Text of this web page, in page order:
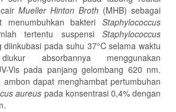
Mueller Hinton Broth (MHB) sebagai
menumbuhkan bakteri Staphylococcus
tertentu suspensi Staphylococcus
diinkubasi pada suhu 37°C selama waktu
absorbannya menggunakan
Vis pada panjang gelombang 620 nm.
ambon dapat menghambat pertumbuhan
aureus pada konsentrasi 0,4% dengan